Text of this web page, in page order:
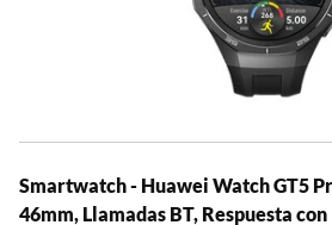
Smartwatch - Huawei Watch GT5
46mm, Llamadas BT, Respuesta con